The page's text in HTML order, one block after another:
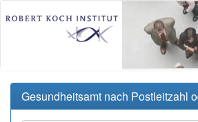
Gesundheitsamt nach Postleitzahl